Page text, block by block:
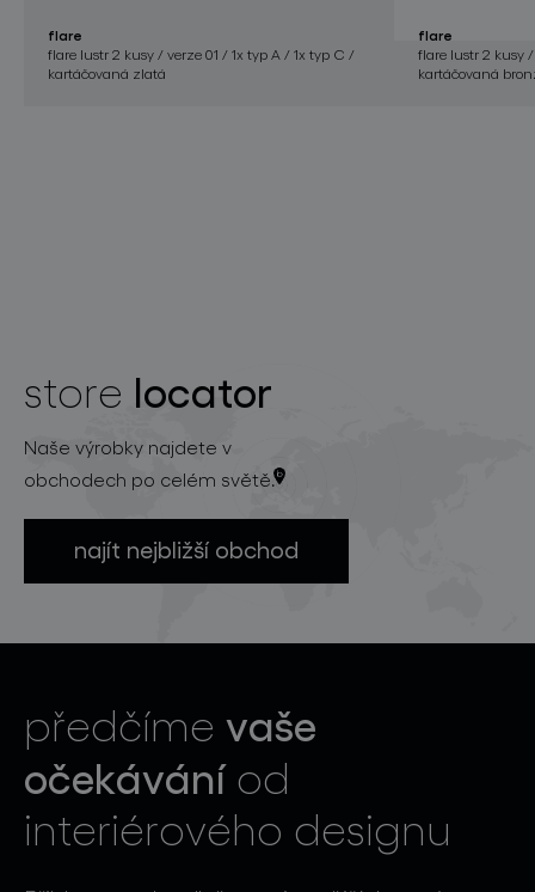
flare
flare lustr 2 kusy / verze 01 / 1x typ A / 1x typ C /
kartáčovaná zlatá
flare
flare lustr 2 kusy
kartáčovaná
store locator
Naše výrobky najdete v
obchodech po celém světě.
najít nejbližší obchod
předčíme vaše
očekáváníod
interiérového designu